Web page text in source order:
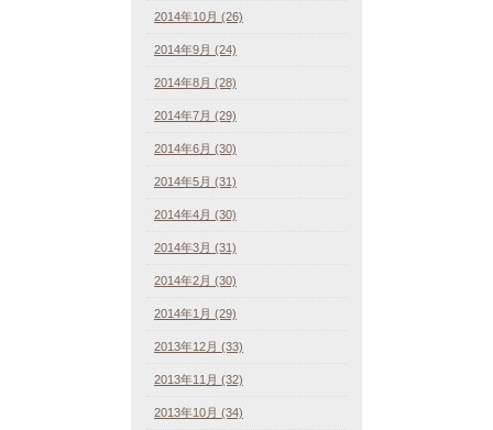
2014年10月 (26)
2014年9月 (24)
2014年8月 (28)
2014年7月 (29)
2014年6月 (30)
2014年5月 (31)
2014年4月 (30)
2014年3月 (31)
2014年2月 (30)
2014年1月 (29)
2013年12月 (33)
2013年11月 (32)
2013年10月 (34)